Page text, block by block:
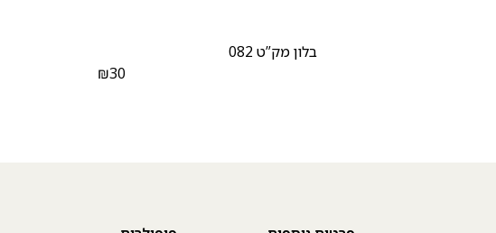
בלון מק”ט 082
₪30